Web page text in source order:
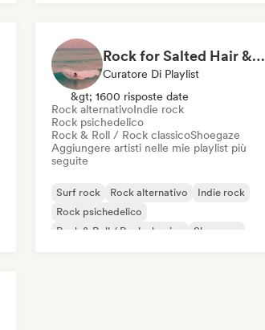
Rock for Salted Hair & Sandy Toes
Curatore Di Playlist
&gt; 1600 risposte date
Rock alternativoIndie rock
Rock psichedelico
Rock & Roll / Rock classicoShoegaze
Aggiungere artisti nelle mie playlist più
seguite
Surf rock Rock alternativo
Indie rock
Rock psichedelico
Rock & Roll / Rock classico
Shoegaze